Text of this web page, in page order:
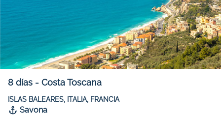
8 días - Costa Toscana
ISLAS BALEARES, ITALIA, FRANCIA
Savona